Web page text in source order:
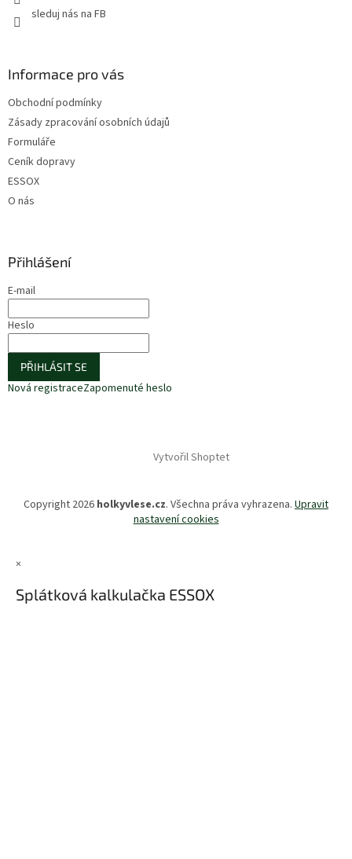
sleduj nás na FB
Informace pro vás
Obchodní podmínky
Zásady zpracování osobních údajů
Formuláře
Ceník dopravy
ESSOX
O nás
Přihlášení
E-mail
Heslo
PŘIHLÁSIT SE
Nová registraceZapomenuté heslo
Vytvořil Shoptet
Copyright 2026 holkyvlese.cz. Všechna práva vyhrazena. Upravit
nastavení cookies
×
Splátková kalkulačka ESSOX